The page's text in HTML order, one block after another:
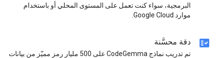
البرمجية، سواء كنت تعمل على المستوى المحلي أو باستخدام
موارد Google Cloud.
fact_check دقة محسَّنة
تم تدريب نماذج CodeGemma على 500 مليار رمز مميّز من بيانات